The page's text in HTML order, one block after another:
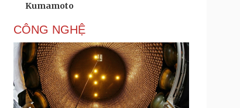
Kumamoto
CÔNG NGHỆ